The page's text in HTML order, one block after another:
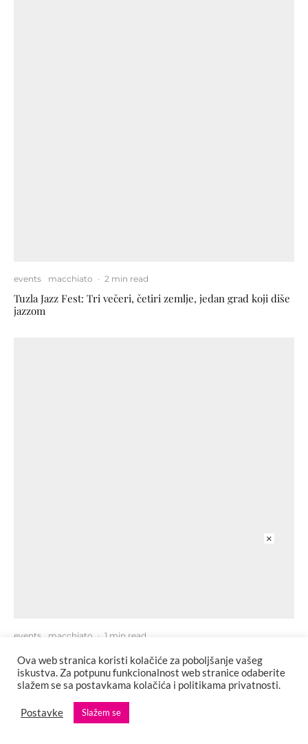
events macchiato · 2 min read
Tuzla Jazz Fest: Tri večeri, četiri zemlje, jedan grad koji diše
jazzom
events macchiato · 1 min read
Počelo odbrojavanje za Sea Dance: Najveće svjetske zvijezde
stižu u Budvu, ulaz slobodan uz registraciju
Ova web stranica koristi kolačiće za poboljšanje vašeg
iskustva. Za potpunu funkcionalnost web stranice odaberite
slažem se sa postavkama kolačića i politikama privatnosti.
Postavke Slažem se
×